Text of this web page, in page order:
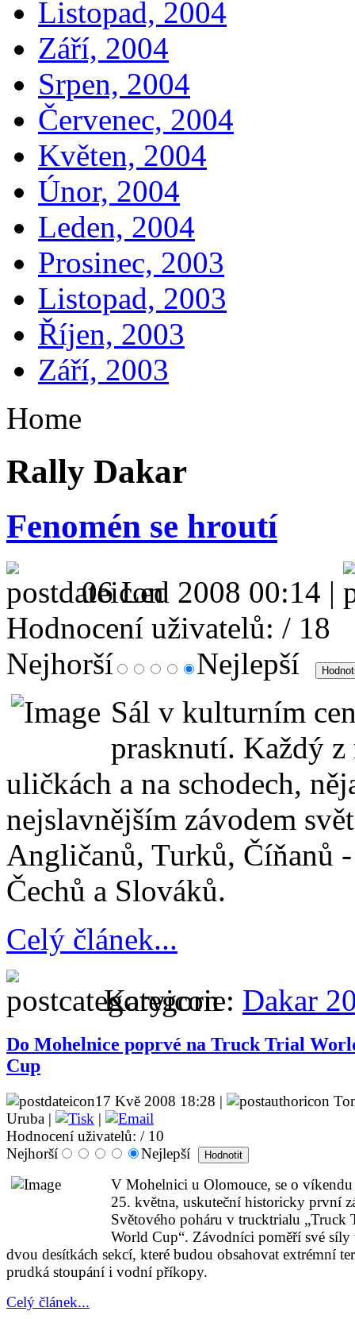
Listopad, 2004
Září, 2004
Srpen, 2004
Červenec, 2004
Květen, 2004
Únor, 2004
Leden, 2004
Prosinec, 2003
Listopad, 2003
Říjen, 2003
Září, 2003
Home
Rally Dakar
Fenomén se hroutí
06 Led 2008 00:14 |
Hodnocení uživatelů: / 18
Nejhorší
Nejlepší
Sál v kulturním
prasknutí. Každý
uličkách a na schodech,
nejslavnějším závodem
Angličanů, Turků, Číňanů
Čechů a Slováků.
Celý článek...
Kategorie: Dakar
Do Mohelnice poprvé na Truck Trial
Cup
17 Kvě 2008 18:28 |
Uruba |
|
Hodnocení uživatelů: / 10
Nejhorší
Nejlepší
V Mohelnici u Olomouce, se o víkendu
25. května, uskuteční historicky první
Světového poháru v trucktrialu „Truck
World Cup“. Závodníci poměří své síly
dvou desítkách sekcí, které budou obsahovat extrémní
prudká stoupání i vodní příkopy.
Celý článek...